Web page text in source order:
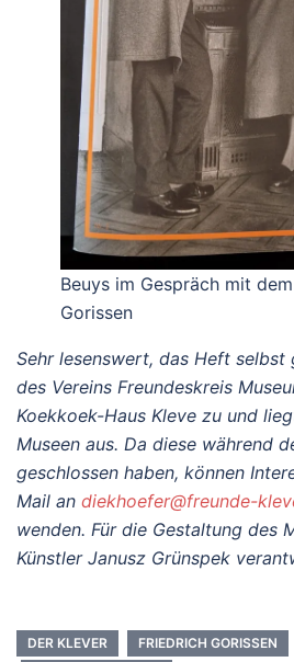
Beuys im Gespräch mit
Gorissen
Sehr lesenswert, das Heft
des Vereins Freundeskreis
Koekkoek-Haus Kleve zu und
Museen aus. Da diese während
geschlossen haben, können
Mail an diekhoefer@freunde-
wenden. Für die Gestaltung des
Künstler Janusz Grünspek
DER KLEVER FRIEDRICH GORISSEN